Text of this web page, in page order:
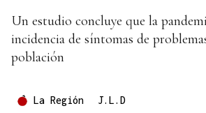
Un estudio concluye que la
incidencia de síntomas de
población
La Región J.L.D